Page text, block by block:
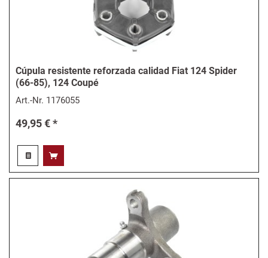
Cúpula resistente reforzada calidad Fiat 124 Spider
(66-85), 124 Coupé
Art.-Nr. 1176055
49,95 € *